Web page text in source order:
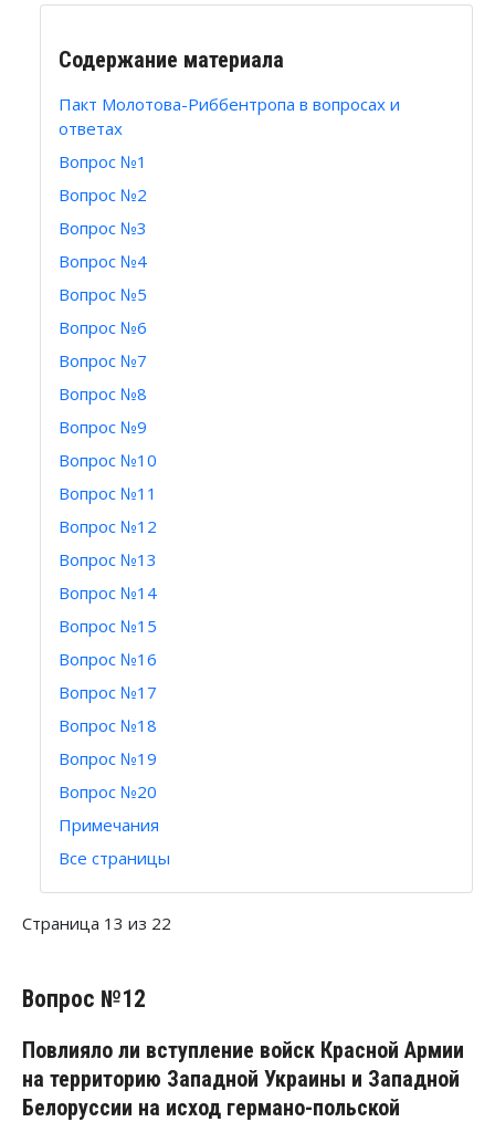
Содержание материала
Пакт Молотова-Риббентропа в вопросах и
ответах
Вопрос №1
Вопрос №2
Вопрос №3
Вопрос №4
Вопрос №5
Вопрос №6
Вопрос №7
Вопрос №8
Вопрос №9
Вопрос №10
Вопрос №11
Вопрос №12
Вопрос №13
Вопрос №14
Вопрос №15
Вопрос №16
Вопрос №17
Вопрос №18
Вопрос №19
Вопрос №20
Примечания
Все страницы
Страница 13 из 22
Вопрос №12
Повлияло ли вступление войск Красной Армии
на территорию Западной Украины и Западной
Белоруссии на исход германо-польской